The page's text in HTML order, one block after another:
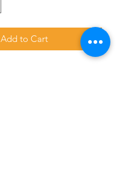
Add to Cart